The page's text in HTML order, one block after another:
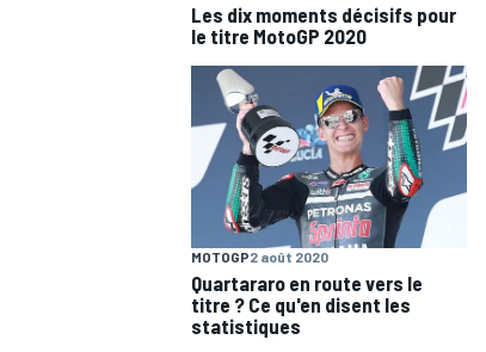
AUTRES CHAMPIONNATS
Les dix moments décisifs pour
le titre MotoGP 2020
MOTOGP2 août 2020
Quartararo en route vers le
titre ? Ce qu'en disent les
statistiques